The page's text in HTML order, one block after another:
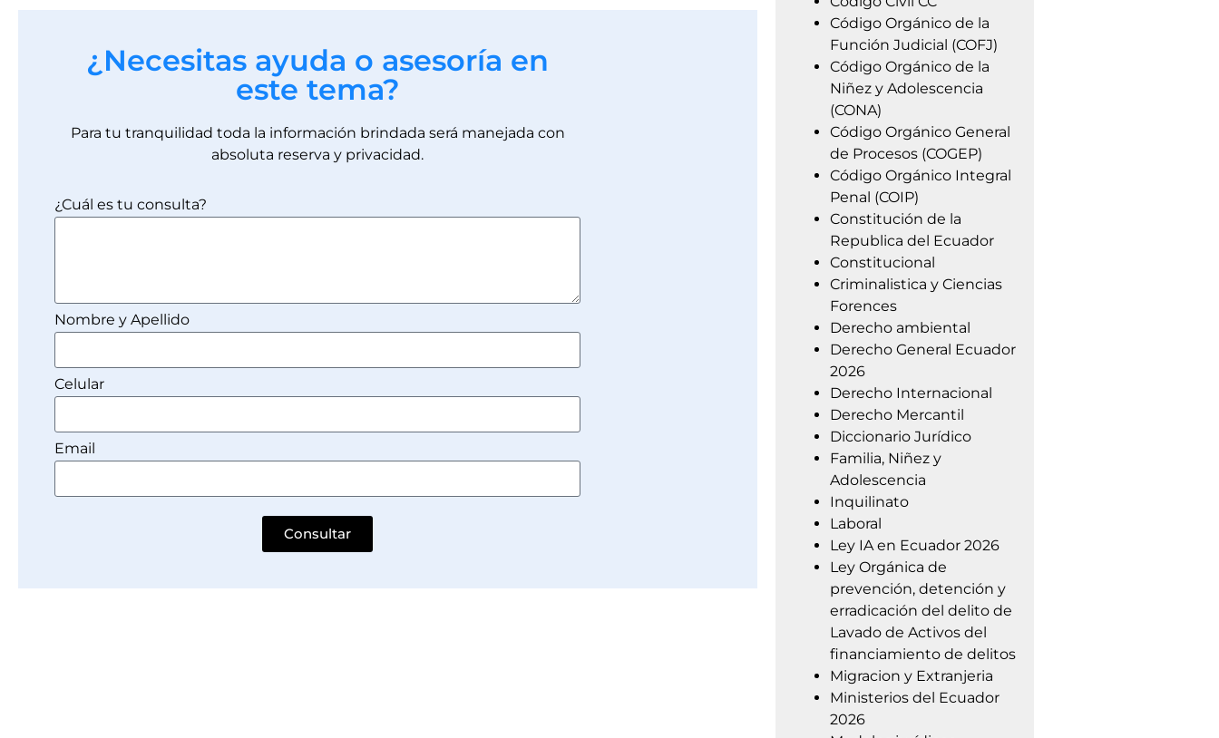
¿Necesitas ayuda o asesoría en
este tema?
Para tu tranquilidad toda la información brindada será manejada con
absoluta reserva y privacidad.
¿Cuál es tu consulta?
Nombre y Apellido
Celular
Email
Consultar
Código Orgánico de la
Función Judicial (COFJ)
Código Orgánico de la
Niñez y Adolescencia
(CONA)
Código Orgánico General
de Procesos (COGEP)
Código Orgánico Integral
Penal (COIP)
Constitución de la
Republica del Ecuador
Constitucional
Criminalistica y Ciencias
Forences
Derecho ambiental
Derecho General Ecuador
2026
Derecho Internacional
Derecho Mercantil
Diccionario Jurídico
Familia, Niñez y
Adolescencia
Inquilinato
Laboral
Ley IA en Ecuador 2026
Ley Orgánica de
prevención, detención y
erradicación del delito de
Lavado de Activos del
financiamiento de delitos
Migracion y Extranjeria
Ministerios del Ecuador
2026